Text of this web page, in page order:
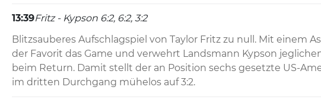
13:39Fritz - Kypson 6:2, 6:2, 3:2
Blitzsauberes Aufschlagspiel von Taylor Fritz zu null. Mit einem
der Favorit das Game und verwehrt Landsmann Kypson
beim Return. Damit stellt der an Position sechs gesetzte US-
im dritten Durchgang mühelos auf 3:2.